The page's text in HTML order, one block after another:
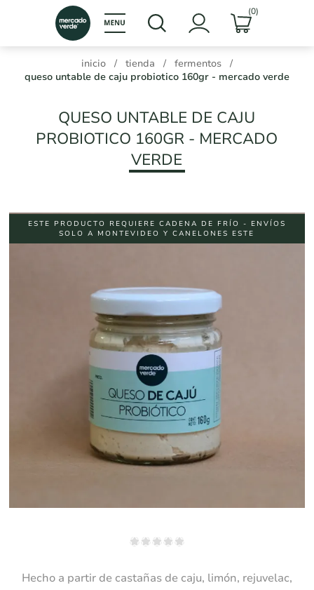
(0)
inicio / tienda / fermentos
/
queso untable de caju probiotico 160gr - mercado verde
QUESO UNTABLE DE CAJU
PROBIOTICO 160GR - MERCADO
VERDE
ESTE PRODUCTO REQUIERE CADENA DE FRÍO - ENVÍOS
SOLO A MONTEVIDEO Y CANELONES ESTE
Hecho a partir de castañas de caju, limón, rejuvelac,